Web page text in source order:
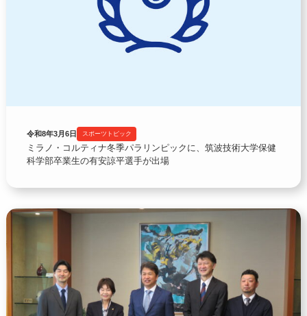
令和8年3月6日 スポーツトピック
ミラノ・コルティナ冬季パラリンピックに、筑波技術大学保健
科学部卒業生の有安諒平選手が出場